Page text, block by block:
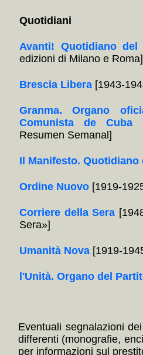
Quotidiani
Avanti! Quotidiano
edizioni di Milano e Roma]
Brescia Libera [1943-
Granma. Organo
Comunista de Cuba
Resumen Semanal]
Il Manifesto. Quotidiano
Ordine Nuovo [1919-
Corriere della Sera
Sera»]
Umanità Nova [1919-
l'Unità. Organo del
Eventuali segnalazioni
differenti (monografie,
per informazioni sul